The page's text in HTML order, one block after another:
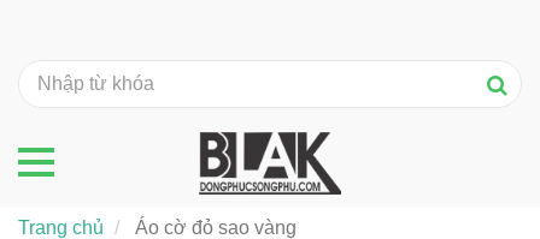
Trang chủ Áo cờ đỏ sao vàng